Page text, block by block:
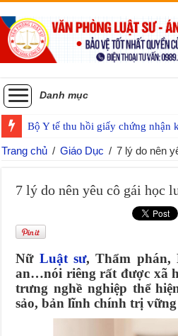
Danh mục
Bộ Y tế thu hồi giấy chứng nhận
Trang chủ / Giáo Dục / 7 lý do nên
7 lý do nên yêu cô gái học
Nữ Luật sư, Thẩm phán,
an…nói riêng rất được xã
trưng nghề nghiệp thể
sảo, bản lĩnh chính trị